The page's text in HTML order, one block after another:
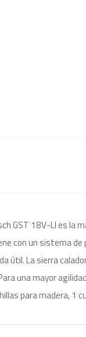
GST 18V-LI es
con un sistema
útil. La sierra
una mayor
para madera,